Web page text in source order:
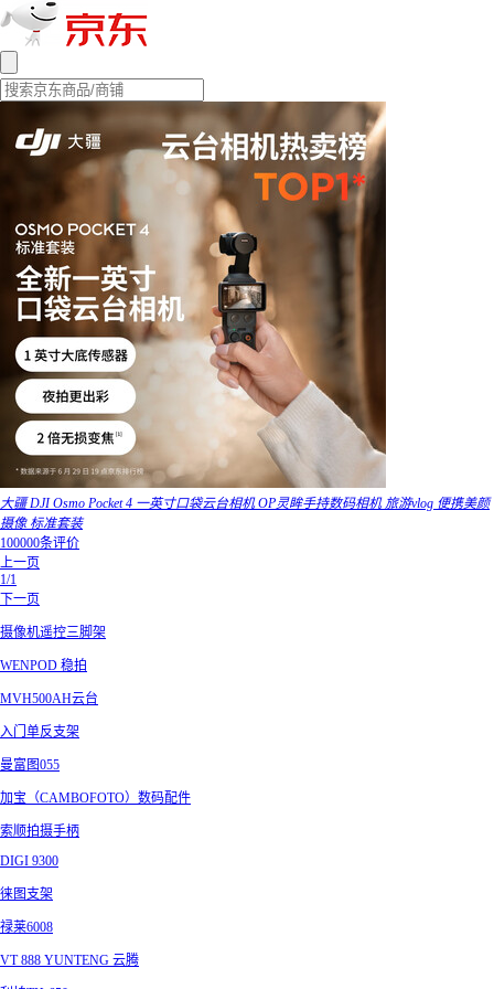
大疆 DJI Osmo Pocket 4 一英寸口袋云台相机 OP灵眸手持数码相机 旅游vlog 便携美颜
摄像 标准套装
100000条评价
上一页
1/1
下一页
摄像机遥控三脚架
WENPOD 稳拍
MVH500AH云台
入门单反支架
曼富图055
加宝（CAMBOFOTO）数码配件
索顺拍摄手柄
DIGI 9300
徕图支架
禄莱6008
VT 888 YUNTENG 云腾